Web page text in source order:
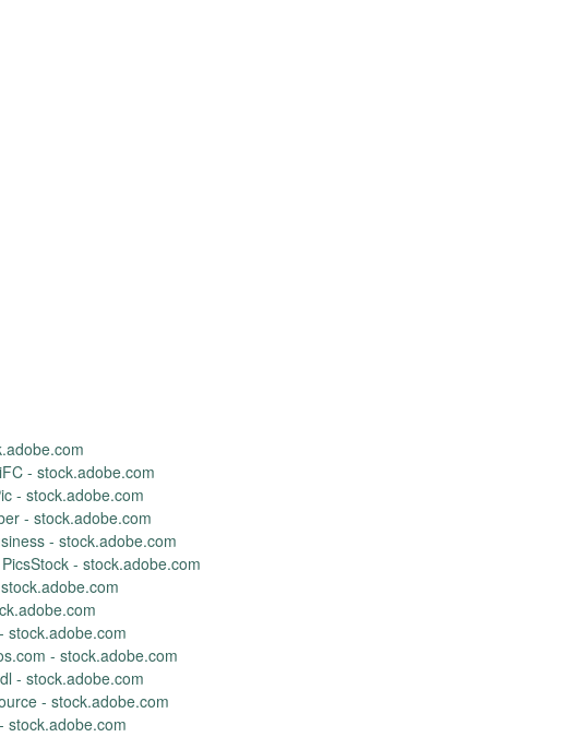
- stock.adobe.com
- stock.adobe.com
- stock.adobe.com
- stock.adobe.com
- stock.adobe.com
stock.adobe.com
- stock.adobe.com
- stock.adobe.com
- stock.adobe.com
stock.adobe.com